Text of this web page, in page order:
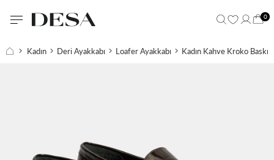
0
Kadın Deri Ayakkabı Loafer Ayakkabı Kadın Kahve Kroko